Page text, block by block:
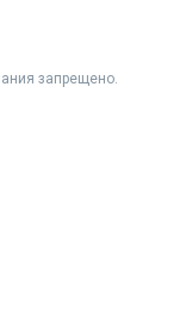
запрещено.